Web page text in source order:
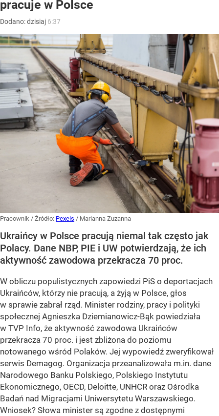
pracuje w Polsce
Dodano:dzisiaj 6:37
Pracownik / Źródło: Pexels / Marianna Zuzanna
Ukraińcy w Polsce pracują niemal tak często jak
Polacy. Dane NBP, PIE i UW potwierdzają, że ich
aktywność zawodowa przekracza 70 proc.
W obliczu populistycznych zapowiedzi PiS o deportacjach
Ukraińców, którzy nie pracują, a żyją w Polsce, głos
w sprawie zabrał rząd. Minister rodziny, pracy i polityki
społecznej Agnieszka Dziemianowicz-Bąk powiedziała
w TVP Info, że aktywność zawodowa Ukraińców
przekracza 70 proc. i jest zbliżona do poziomu
notowanego wśród Polaków. Jej wypowiedź zweryfikował
serwis Demagog. Organizacja przeanalizowała m.in. dane
Narodowego Banku Polskiego, Polskiego Instytutu
Ekonomicznego, OECD, Deloitte, UNHCR oraz Ośrodka
Badań nad Migracjami Uniwersytetu Warszawskiego.
Wniosek? Słowa minister są zgodne z dostępnymi